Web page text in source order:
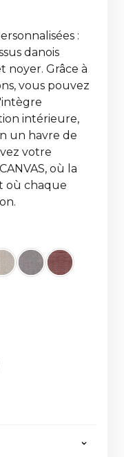
:
danois
noyer. Grâce à
vous pouvez
intérieure,
un havre de
votre
où la
où chaque